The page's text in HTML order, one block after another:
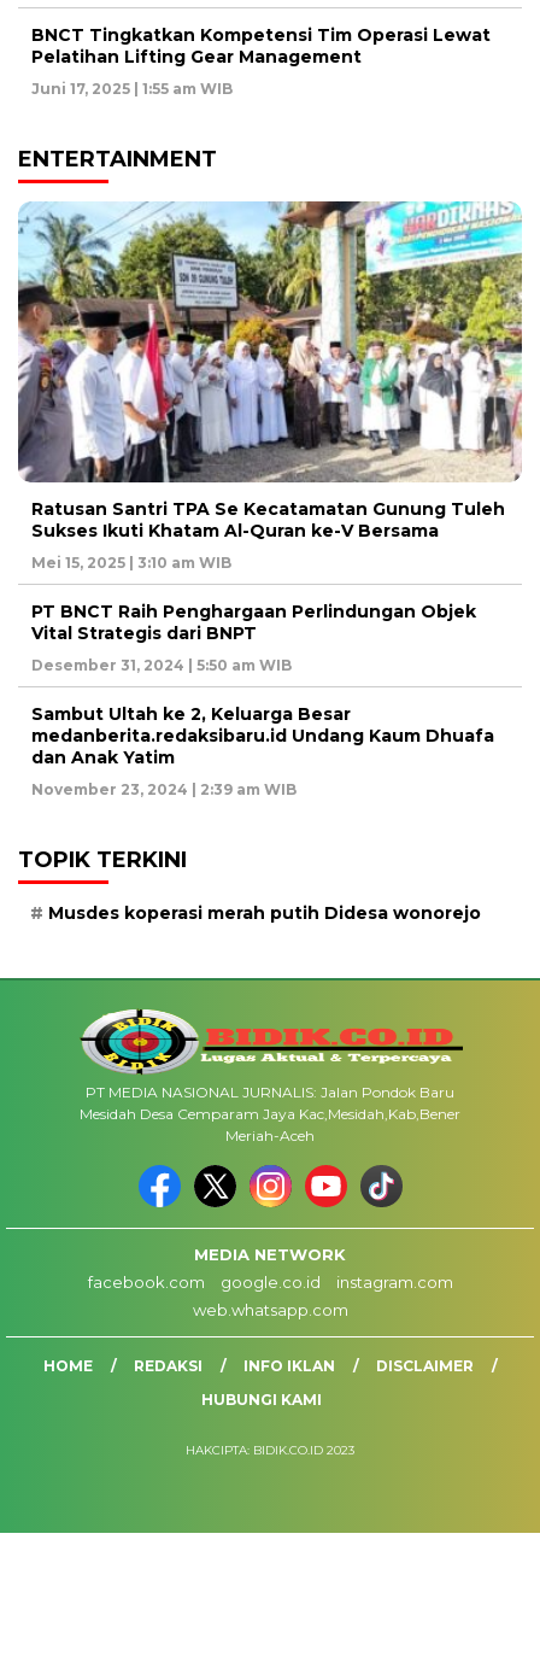
BNCT Tingkatkan Kompetensi Tim Operasi Lewat
Pelatihan Lifting Gear Management
Juni 17, 2025 | 1:55 am WIB
ENTERTAINMENT
Ratusan Santri TPA Se Kecatamatan Gunung Tuleh
Sukses Ikuti Khatam Al-Quran ke-V Bersama
Mei 15, 2025 | 3:10 am WIB
PT BNCT Raih Penghargaan Perlindungan Objek
Vital Strategis dari BNPT
Desember 31, 2024 | 5:50 am WIB
Sambut Ultah ke 2, Keluarga Besar
medanberita.redaksibaru.id Undang Kaum Dhuafa
dan Anak Yatim
November 23, 2024 | 2:39 am WIB
TOPIK TERKINI
Musdes koperasi merah putih Didesa wonorejo
PT MEDIA NASIONAL JURNALIS: Jalan Pondok Baru
Mesidah Desa Cemparam Jaya Kac,Mesidah,Kab,Bener
Meriah-Aceh
MEDIA NETWORK
facebook.com
google.co.id
instagram.com
web.whatsapp.com
HOME REDAKSI INFO IKLAN
DISCLAIMER
HUBUNGI KAMI
HAKCIPTA: BIDIK.CO.ID 2023